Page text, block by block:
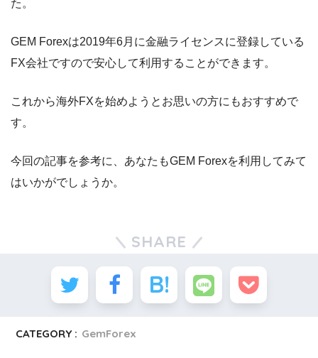
た。
GEM Forexは2019年6月に金融ライセンスに登録している
FX会社ですので安心して利用することができます。
これから海外FXを始めようとお思いの方にもおすすめで
す。
今回の記事を参考に、あなたもGEM Forexを利用してみて
はいかがでしょうか。
SHARE
CATEGORY : GemForex